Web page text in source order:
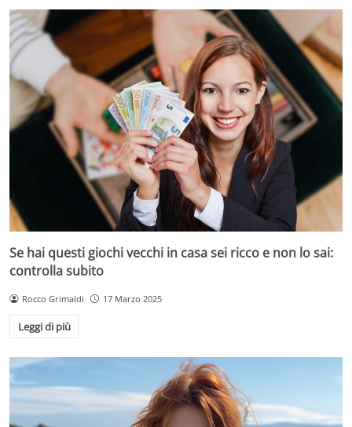
Se hai questi giochi vecchi in casa sei ricco e non lo sai:
controlla subito
Rocco Grimaldi 17 Marzo 2025
Leggi di più